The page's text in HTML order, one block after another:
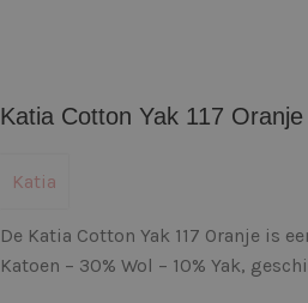
Katia Cotton Yak 117
Katia
De Katia Cotton Yak 117 Oranje is
Katoen – 30% Wol – 10% Yak,